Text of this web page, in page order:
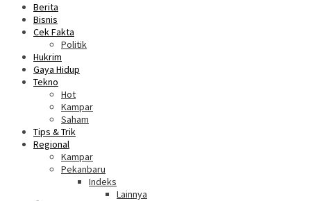
Berita
Bisnis
Cek Fakta
Politik
Hukrim
Gaya Hidup
Tekno
Hot
Kampar
Saham
Tips & Trik
Regional
Kampar
Pekanbaru
Indeks
Lainnya